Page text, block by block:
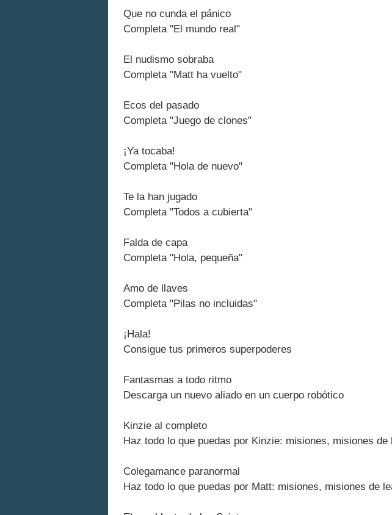
Que no cunda el pánico
Completa "El mundo real"
El nudismo sobraba
Completa "Matt ha vuelto"
Ecos del pasado
Completa "Juego de clones"
¡Ya tocaba!
Completa "Hola de nuevo"
Te la han jugado
Completa "Todos a cubierta"
Falda de capa
Completa "Hola, pequeña"
Amo de llaves
Completa "Pilas no incluidas"
¡Hala!
Consigue tus primeros superpoderes
Fantasmas a todo ritmo
Descarga un nuevo aliado en un cuerpo robótico
Kinzie al completo
Haz todo lo que puedas por Kinzie: misiones, misiones de
Colegamance paranormal
Haz todo lo que puedas por Matt: misiones, misiones de